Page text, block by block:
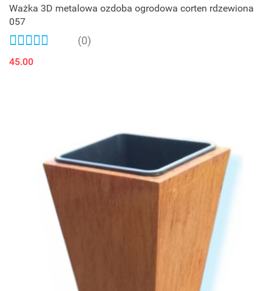
Ważka 3D metalowa ozdoba ogrodowa corten rdzewiona
057
(0)
45.00